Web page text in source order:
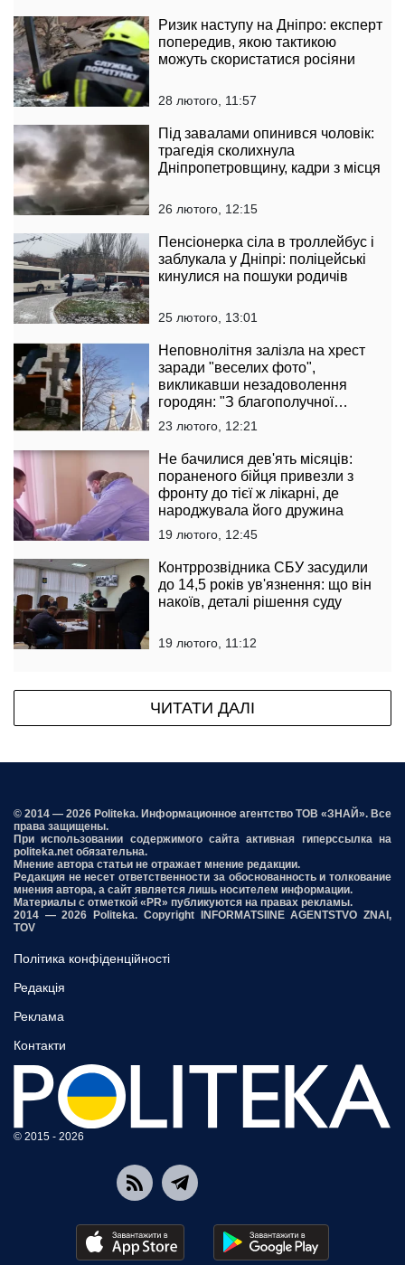
Ризик наступу на Дніпро: експерт
попередив, якою тактикою
можуть скористатися росіяни
28 лютого, 11:57
Під завалами опинився чоловік:
трагедія сколихнула
Дніпропетровщину, кадри з місця
26 лютого, 12:15
Пенсіонерка сіла в троллейбус і
заблукала у Дніпрі: поліцейські
кинулися на пошуки родичів
25 лютого, 13:01
Неповнолітня залізла на хрест
заради "веселих фото",
викликавши незадоволення
городян: "З благополучної
родини"
23 лютого, 12:21
Не бачилися дев'ять місяців:
пораненого бійця привезли з
фронту до тієї ж лікарні, де
народжувала його дружина
19 лютого, 12:45
Контррозвідника СБУ засудили
до 14,5 років ув'язнення: що він
накоїв, деталі рішення суду
19 лютого, 11:12
ЧИТАТИ ДАЛІ
© 2014 — 2026 Politeka. Информационное агентство ТОВ «ЗНАЙ». Все
права защищены.
При использовании содержимого сайта активная гиперссылка на
politeka.net обязательна.
Мнение автора статьи не отражает мнение редакции.
Редакция не несет ответственности за обоснованность и толкование
мнения автора, а сайт является лишь носителем информации.
Материалы с отметкой «PR» публикуются на правах рекламы.
2014 — 2026 Politeka. Copyright INFORMATSIINE AGENTSTVO ZNAI,
TOV
Політика конфіденційності
Редакція
Реклама
Контакти
© 2015 - 2026